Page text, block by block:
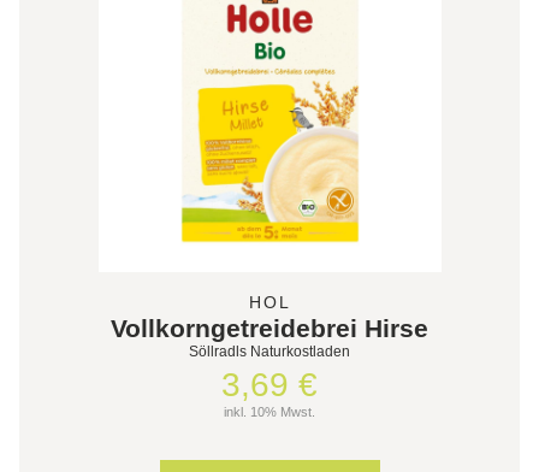
HOL
Vollkorngetreidebrei Hirse
Söllradls Naturkostladen
3,69 €
inkl. 10% Mwst.